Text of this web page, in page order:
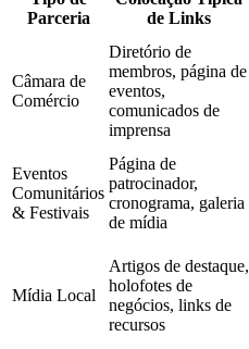
Parceria
de Links
Câmara de
Comércio
Diretório de
membros, página de
eventos,
comunicados de
imprensa
Eventos
Comunitários
& Festivais
Página de
patrocinador,
cronograma, galeria
de mídia
Mídia Local
Artigos de destaque,
holofotes de
negócios, links de
recursos